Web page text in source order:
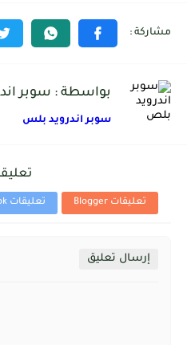
بواسطة : سوبر
سوبر اندرويد بلس
تعليقات Blogger تعليقات Facebook
إرسال تعليق